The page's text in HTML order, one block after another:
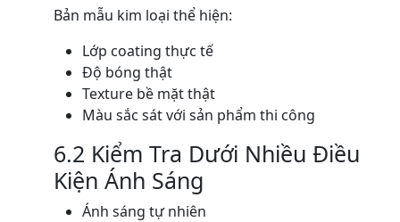
Bản mẫu kim loại thể hiện:
Lớp coating thực tế
Độ bóng thật
Texture bề mặt thật
Màu sắc sát với sản phẩm thi công
6.2 Kiểm Tra Dưới Nhiều Điều
Kiện Ánh Sáng
Ánh sáng tự nhiên